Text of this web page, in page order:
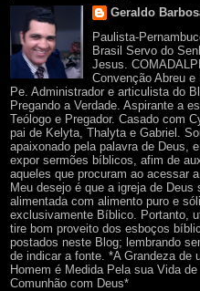
Geraldo
Paulista-
Brasil Servo do
Jesus.
Convenção Abreu e
Pe. Administrador e articulista do
Pregando a Verdade. Aspirante a
Teólogo e Pregador. Casado com
pai de Kelyta, Thalyta e Gabriel.
apaixonado pela palavra de Deus,
expor sermões bíblicos, afim de
aqueles que procuram ao acessar a
Meu desejo é que a igreja de Deus
alimentada com alimento puro e
exclusivamente Bíblico. Portanto,
tire bom proveito dos esboços
postados neste Blog; lembrando
de indicar a fonte. *A Grandeza de
Homem é Medida Pela sua Vida de
Comunhão com Deus*